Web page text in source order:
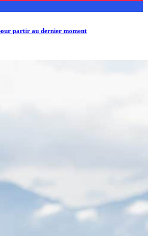
partir au dernier moment